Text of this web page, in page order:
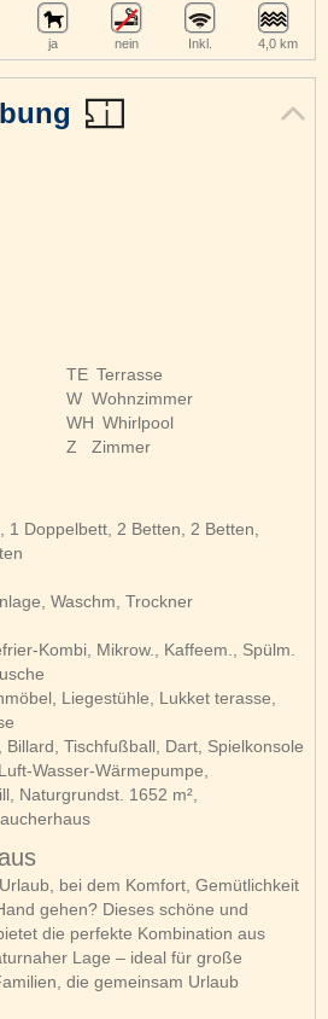
TE Terrasse
W Wohnzimmer
WH Whirlpool
Z
Zimmer
1 Doppelbett, 2 Betten, 2 Betten,
Waschm, Trockner
Kombi, Mikrow., Kaffeem., Spülm.
Liegestühle, Lukket terasse,
Billard, Tischfußball, Dart, Spielkonsole
Wasser-Wärmepumpe,
Naturgrundst. 1652 m²,
bei dem Komfort, Gemütlichkeit
gehen? Dieses schöne und
die perfekte Kombination aus
Lage – ideal für große
die gemeinsam Urlaub
ja nein Inkl. 4,0 km